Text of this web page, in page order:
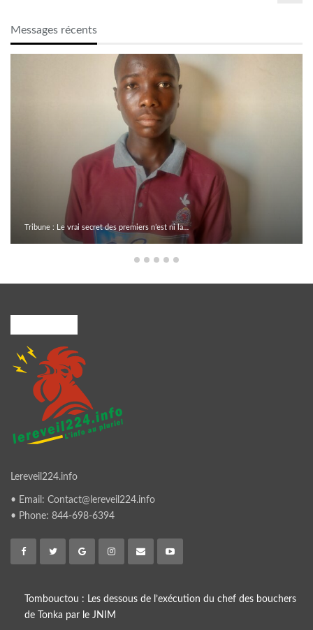
Messages récents
Assemblée nationale : Dr Dansa
Lereveil224.info
• Email: Contact@lereveil224.info
• Phone: 844-698-6394
Tombouctou : Les dessous de l’exécution du chef des bouchers
de Tonka par le JNIM